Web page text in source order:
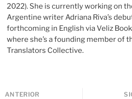
2022). She is currently working on
Argentine writer Adriana Riva’s
forthcoming in English via Veliz
where she’s a founding member of
Translators Collective.
ANTERIOR